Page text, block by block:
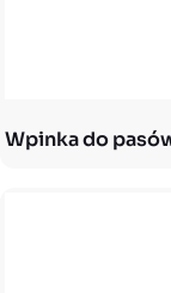
Wpinka do